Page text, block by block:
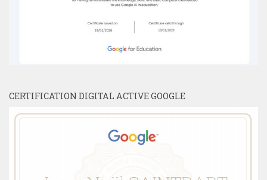
CERTIFICATION DIGITAL ACTIVE GOOGLE